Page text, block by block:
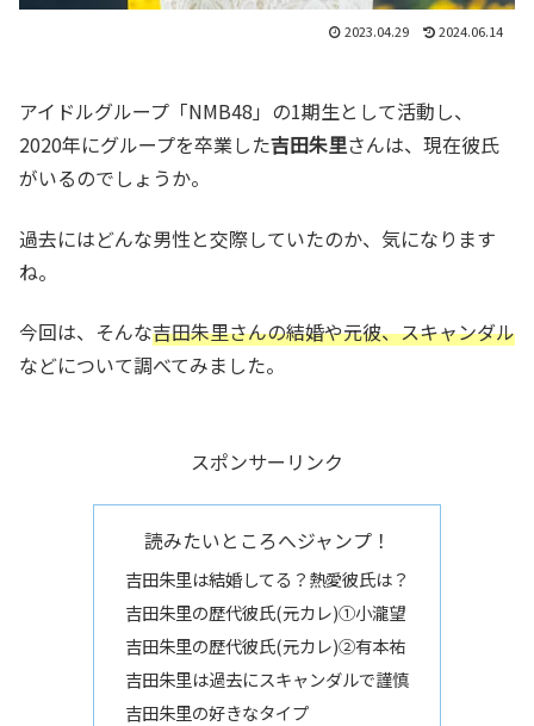
2023.04.29 2024.06.14
アイドルグループ「NMB48」の1期生として活動し、
2020年にグループを卒業した吉田朱里さんは、現在彼氏
がいるのでしょうか。
過去にはどんな男性と交際していたのか、気になります
ね。
今回は、そんな吉田朱里さんの結婚や元彼、スキャンダル
などについて調べてみました。
スポンサーリンク
読みたいところへジャンプ！
吉田朱里は結婚してる？熱愛彼氏は？
吉田朱里の歴代彼氏(元カレ)①小瀧望
吉田朱里の歴代彼氏(元カレ)②有本祐
吉田朱里は過去にスキャンダルで謹慎
吉田朱里の好きなタイプ